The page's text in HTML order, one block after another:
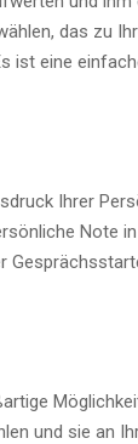
das zu
ist eine
Ihrer
Note
und sie an